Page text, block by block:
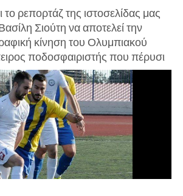
το ρεπορτάζ της ιστοσελίδας μας
Σιούτη να αποτελεί την
κίνηση του Ολυμπιακού
ποδοσφαιριστής που πέρυσι